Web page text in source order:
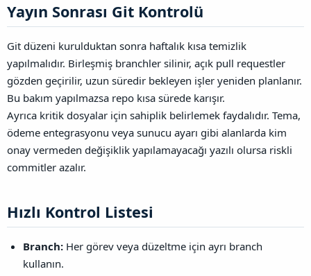
Yayın Sonrası Git Kontrolü​
Git düzeni kurulduktan sonra haftalık kısa temizlik
yapılmalıdır. Birleşmiş branchler silinir, açık pull requestler
gözden geçirilir, uzun süredir bekleyen işler yeniden planlanır.
Bu bakım yapılmazsa repo kısa sürede karışır.
Ayrıca kritik dosyalar için sahiplik belirlemek faydalıdır. Tema,
ödeme entegrasyonu veya sunucu ayarı gibi alanlarda kim
onay vermeden değişiklik yapılamayacağı yazılı olursa riskli
commitler azalır.
Hızlı Kontrol Listesi​
Branch: Her görev veya düzeltme için ayrı branch
kullanın.